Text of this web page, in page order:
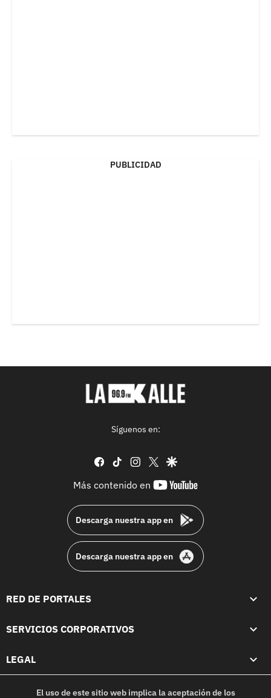
PUBLICIDAD
Síguenos en:
facebook
tiktok instagram
twittergoogle
Más contenido en
youtube-
Descarga nuestra app en
Descarga nuestra app en
RED DE PORTALES
SERVICIOS CORPORATIVOS
LEGAL
El uso de este sitio web implica la aceptación de los